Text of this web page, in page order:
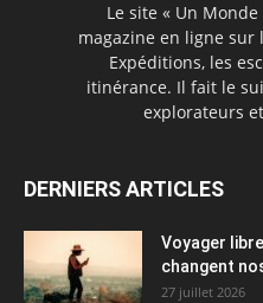
Le site « Un
magazine en ligne sur
Expéditions, les
itinérance. Il fait le
explorateurs
DERNIERS ARTICLES
Voyager
changent
27 juillet 2026